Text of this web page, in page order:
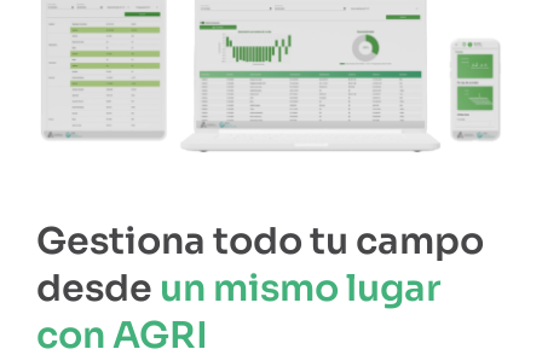
Gestiona todo tu campo
desde un mismo lugar
con AGRI